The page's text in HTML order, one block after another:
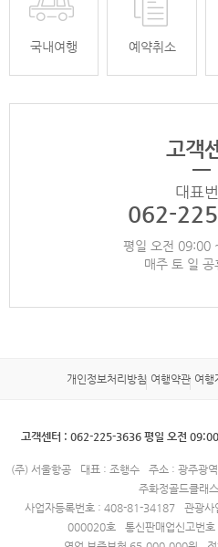
국내여행 예약취소
고객
대표
062-
평일 오전 09:00
매주 토 일 공
개인정보처리방침 여행약관 여행
고객센터 : 062-225-3636 평일 오전
(주) 서울항공 대표 : 조행수
주소 : 광주광
주화정골드클래
사업자등록번호 : 408-81-34187
관광사
000020호
통신판매업신고번